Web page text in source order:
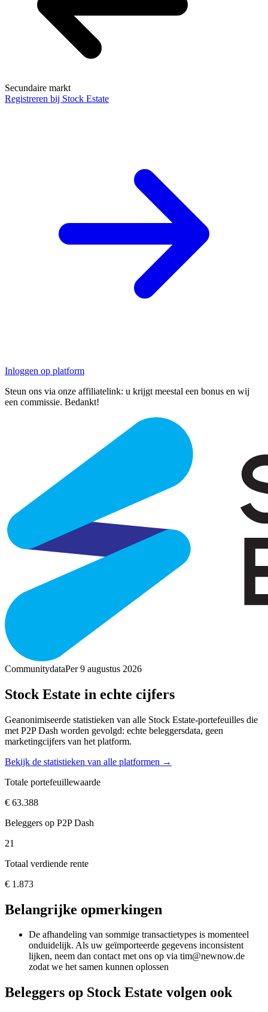
Secundaire markt
Registreren bij Stock Estate
Inloggen op platform
Steun ons via onze affiliatelink: u krijgt meestal een bonus en wij
een commissie. Bedankt!
CommunitydataPer 9 augustus 2026
Stock Estate in echte cijfers
Geanonimiseerde statistieken van alle Stock Estate-portefeuilles die
met P2P Dash worden gevolgd: echte beleggersdata, geen
marketingcijfers van het platform.
Bekijk de statistieken van alle platformen →
Totale portefeuillewaarde
€ 63.388
Beleggers op P2P Dash
21
Totaal verdiende rente
€ 1.873
Belangrijke opmerkingen
De afhandeling van sommige transactietypes is momenteel
onduidelijk. Als uw geïmporteerde gegevens inconsistent
lijken, neem dan contact met ons op via tim@newnow.de
zodat we het samen kunnen oplossen
Beleggers op Stock Estate volgen ook